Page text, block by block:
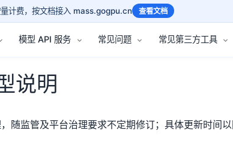
模型 API 服务 常见问题 常见第三方工具
说明
随监管及平台治理要求不定期修订；具体更新时间
计费，按文档接入 mass.gogpu.cn 查看文档